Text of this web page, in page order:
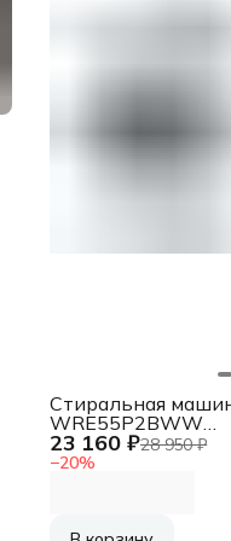
23 160 ₽28 950 ₽
−20%
Стиральная
WRE55P2BWW
7320710002 BEKO